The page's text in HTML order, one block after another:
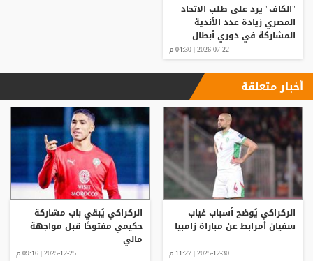
"الكاف" يرد على طلب الاتحاد
المصري زيادة عدد الأندية
المشاركة في دوري أبطال
2026-07-22 | 04:30 م
أخبار متعلقة
الركراكي يُوضح أسباب غياب
سفيان أمرابط عن مباراة زامبيا
2025-12-30 | 11:27 م
الركراكي يُبقي باب مشاركة
حكيمي مفتوحًا قبل مواجهة
مالي
2025-12-25 | 09:16 م